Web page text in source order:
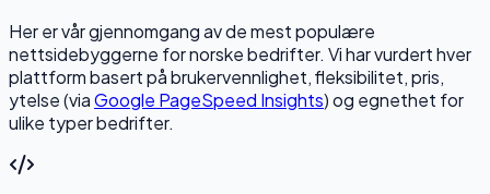
Her er vår gjennomgang av de mest populære
nettsidebyggerne for norske bedrifter. Vi har vurdert hver
plattform basert på brukervennlighet, fleksibilitet, pris,
ytelse (viaGoogle PageSpeed Insights) og egnethet for
ulike typer bedrifter.